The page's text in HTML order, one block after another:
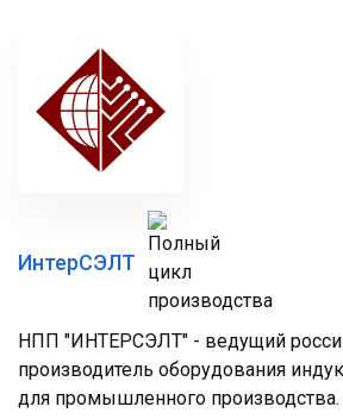
ИнтерСЭЛТ
НПП "ИНТЕРСЭЛТ" - ведущий
производитель оборудования
для промышленного производства.